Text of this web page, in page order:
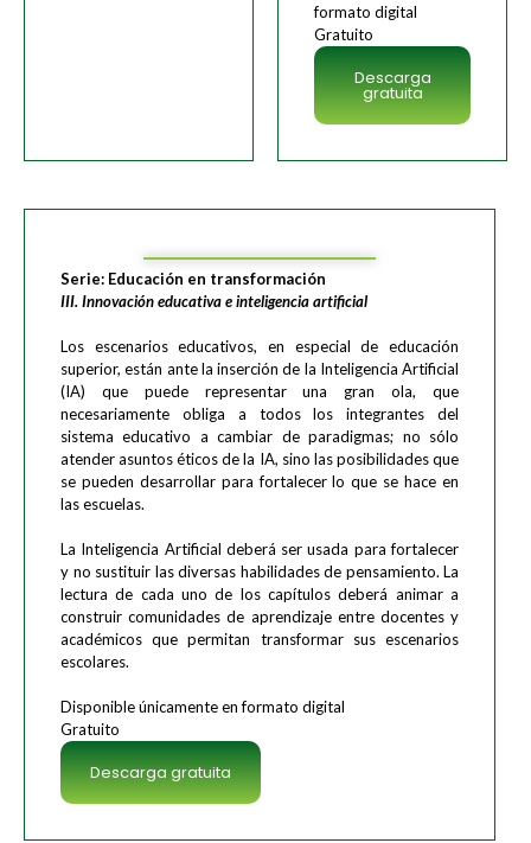
formato digital
Gratuito
Descarga
gratuita
Serie: Educación en transformación
III. Innovación educativa e inteligencia artificial
Los escenarios educativos, en especial de educación
superior, están ante la inserción de la Inteligencia Artificial
(IA) que puede representar una gran ola, que
necesariamente obliga a todos los integrantes del
sistema educativo a cambiar de paradigmas; no sólo
atender asuntos éticos de la IA, sino las posibilidades que
se pueden desarrollar para fortalecer lo que se hace en
las escuelas.
La Inteligencia Artificial deberá ser usada para fortalecer
y no sustituir las diversas habilidades de pensamiento. La
lectura de cada uno de los capítulos deberá animar a
construir comunidades de aprendizaje entre docentes y
académicos que permitan transformar sus escenarios
escolares.
Disponible únicamente en formato digital
Gratuito
Descarga gratuita